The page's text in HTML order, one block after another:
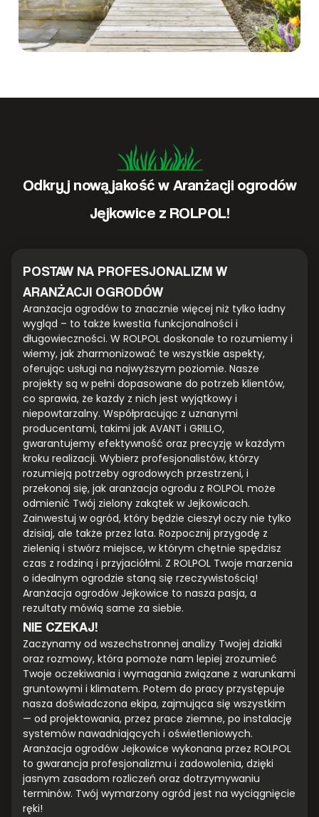
Odkryj nową jakość w Aranżacji ogrodów
Jejkowice z ROLPOL!
POSTAW NA PROFESJONALIZM W
ARANŻACJI OGRODÓW
Aranżacja ogrodów to znacznie więcej niż tylko ładny
wygląd – to także kwestia funkcjonalności i
długowieczności. W ROLPOL doskonale to rozumiemy i
wiemy, jak zharmonizować te wszystkie aspekty,
oferując usługi na najwyższym poziomie. Nasze
projekty są w pełni dopasowane do potrzeb klientów,
co sprawia, że każdy z nich jest wyjątkowy i
niepowtarzalny. Współpracując z uznanymi
producentami, takimi jak AVANT i GRILLO,
gwarantujemy efektywność oraz precyzję w każdym
kroku realizacji. Wybierz profesjonalistów, którzy
rozumieją potrzeby ogrodowych przestrzeni, i
przekonaj się, jak aranżacja ogrodu z ROLPOL może
odmienić Twój zielony zakątek w Jejkowicach.
Zainwestuj w ogród, który będzie cieszył oczy nie tylko
dzisiaj, ale także przez lata. Rozpocznij przygodę z
zielenią i stwórz miejsce, w którym chętnie spędzisz
czas z rodziną i przyjaciółmi. Z ROLPOL Twoje marzenia
o idealnym ogrodzie staną się rzeczywistością!
Aranżacja ogrodów Jejkowice to nasza pasja, a
rezultaty mówią same za siebie.
NIE CZEKAJ!
Zaczynamy od wszechstronnej analizy Twojej działki
oraz rozmowy, która pomoże nam lepiej zrozumieć
Twoje oczekiwania i wymagania związane z warunkami
gruntowymi i klimatem. Potem do pracy przystępuje
nasza doświadczona ekipa, zajmująca się wszystkim
— od projektowania, przez prace ziemne, po instalację
systemów nawadniających i oświetleniowych.
Aranżacja ogrodów Jejkowice wykonana przez ROLPOL
to gwarancja profesjonalizmu i zadowolenia, dzięki
jasnym zasadom rozliczeń oraz dotrzymywaniu
terminów. Twój wymarzony ogród jest na wyciągnięcie
ręki!